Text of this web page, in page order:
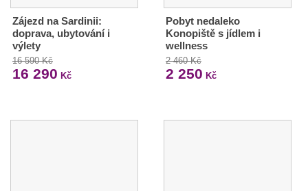
Zájezd na Sardinii:
doprava, ubytování i
výlety
16 590 Kč
16 290 Kč
Pobyt nedaleko
Konopiště s jídlem i
wellness
2 460 Kč
2 250 Kč